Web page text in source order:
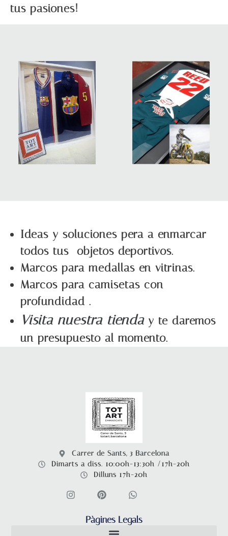
tus pasiones!
Ideas y soluciones pera a enmarcar
todos tus objetos deportivos.
Marcos para medallas en vitrinas.
Marcos para camisetas con
profundidad .
Visita nuestra tienday te daremos
un presupuesto al momento.
Carrer de Sants, 3 Barcelona
Dimarts a diss. 10:00h-13:30h /17h-20h
Dilluns 17h-20h
Pàgines Legals